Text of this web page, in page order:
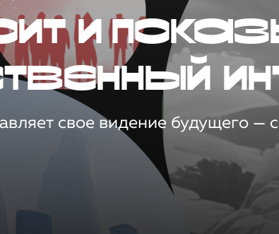
и
свое видение будущего —